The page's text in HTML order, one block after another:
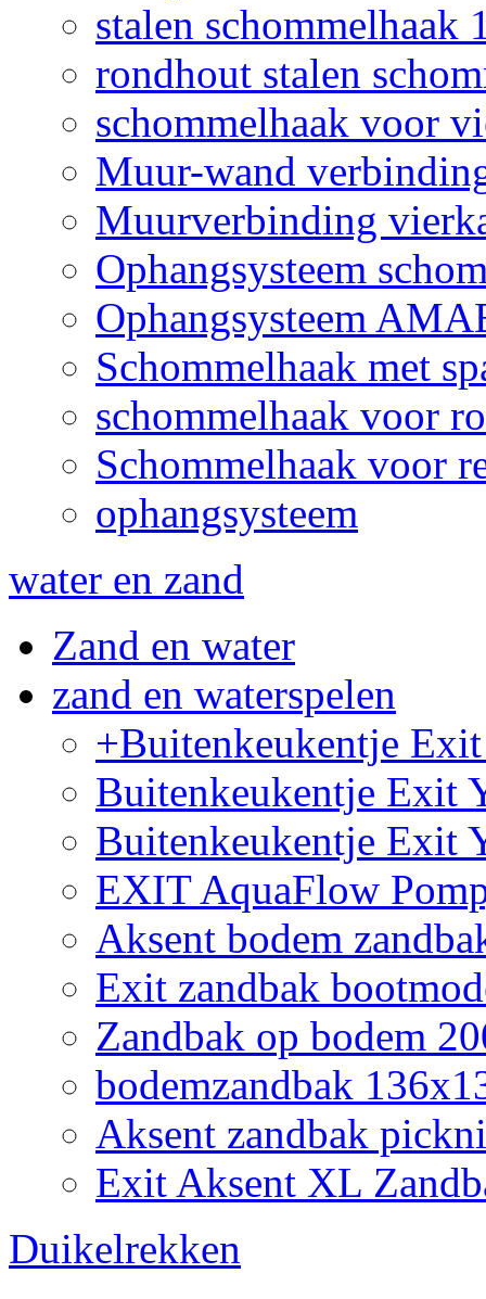
stalen schommelhaak
rondhout stalen
schommelhaak voor
Muur-wand
Muurverbinding
Ophangsysteem
Ophangsysteem
Schommelhaak met
schommelhaak voor
Schommelhaak voor
ophangsysteem
water en zand
Zand en water
zand en waterspelen
+Buitenkeukentje
Buitenkeukentje Exit
Buitenkeukentje Exit
EXIT AquaFlow
Aksent bodem
Exit zandbak
Zandbak op bodem
bodemzandbak
Aksent zandbak
Exit Aksent XL
Duikelrekken